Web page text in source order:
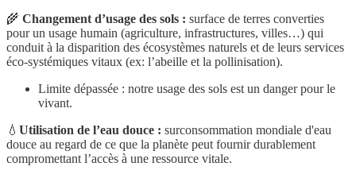
🌾 Changement d’usage des sols : surface de terres converties
pour un usage humain (agriculture, infrastructures, villes…) qui
conduit à la disparition des écosystèmes naturels et de leurs services
éco-systémiques vitaux (ex: l’abeille et la pollinisation).
Limite dépassée : notre usage des sols est un danger pour le
vivant.
💧 Utilisation de l’eau douce : surconsommation mondiale d'eau
douce au regard de ce que la planète peut fournir durablement
compromettant l’accès à une ressource vitale.